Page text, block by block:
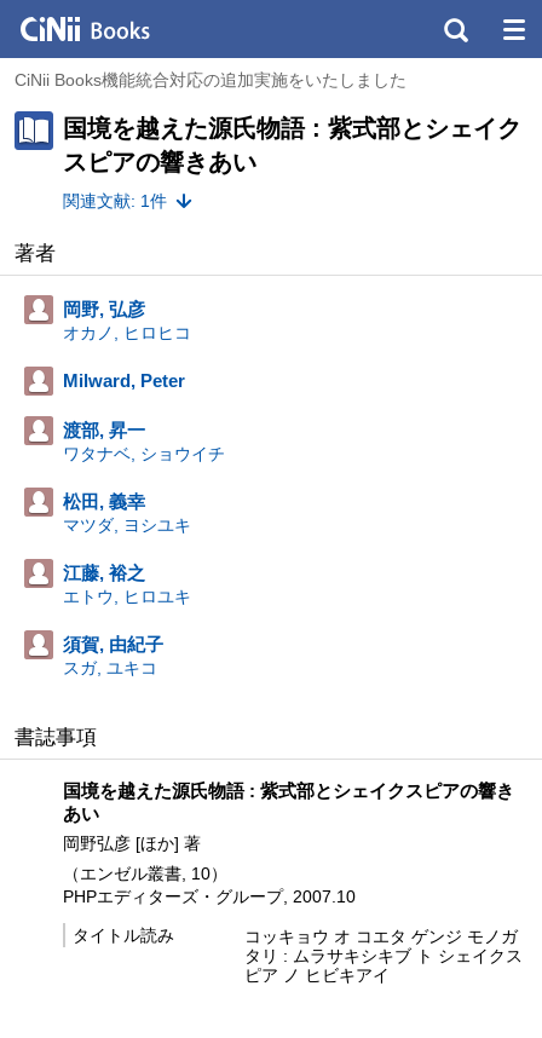
CiNii Books機能統合対応の追加実施をいたしました
国境を越えた源氏物語 : 紫式部とシェイク
スピアの響きあい
関連文献: 1件
著者
岡野, 弘彦
オカノ, ヒロヒコ
Milward, Peter
渡部, 昇一
ワタナベ, ショウイチ
松田, 義幸
マツダ, ヨシユキ
江藤, 裕之
エトウ, ヒロユキ
須賀, 由紀子
スガ, ユキコ
書誌事項
国境を越えた源氏物語 : 紫式部とシェイクスピアの響き
あい
岡野弘彦 [ほか] 著
（エンゼル叢書, 10）
PHPエディターズ・グループ, 2007.10
タイトル読み
コッキョウ オ コエタ ゲンジ モノガ
タリ : ムラサキシキブ ト シェイクス
ピア ノ ヒビキアイ